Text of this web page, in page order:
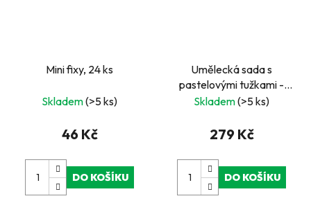
Mini fixy, 24 ks
Skladem(>5 ks)
46 Kč
DO KOŠÍKU
Umělecká sada s
pastelovými tužkami -
ROYAL and
Skladem(>5 ks)
279 Kč
DO KOŠÍKU